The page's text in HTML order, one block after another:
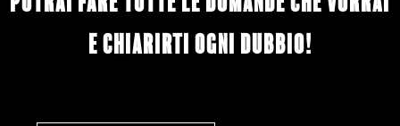
e chiarirti ogni dubbio!